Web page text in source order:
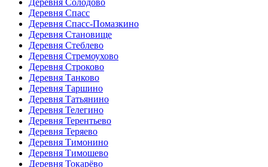
Деревня Спасс
Деревня Спасс-Помазкино
Деревня Становище
Деревня Стеблево
Деревня Стремоухово
Деревня Строково
Деревня Танково
Деревня Таршино
Деревня Татьянино
Деревня Телегино
Деревня Терентьево
Деревня Теряево
Деревня Тимонино
Деревня Тимошево
Деревня Токарёво